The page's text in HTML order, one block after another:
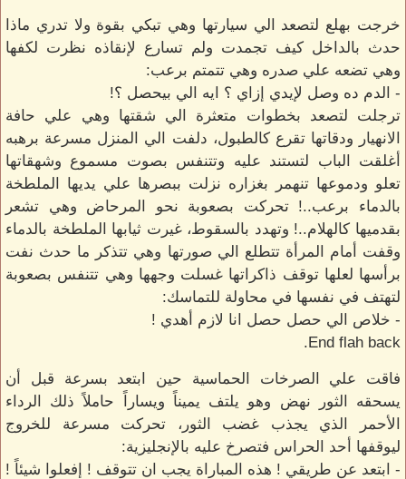
خرجت بهلع لتصعد الي سيارتها وهي تبكي بقوة ولا تدري ماذا
حدث بالداخل كيف تجمدت ولم تسارع لإنقاذه نظرت لكفها
وهي تضعه علي صدره وهي تتمتم برعب:
- الدم ده وصل لإيدي إزاي ؟ ايه الي بيحصل ؟!
ترجلت لتصعد بخطوات متعثرة الي شقتها وهي علي حافة
الانهيار ودقاتها تقرع كالطبول، دلفت الي المنزل مسرعة برهبه
أغلقت الباب لتستند عليه وتتنفس بصوت مسموع وشهقاتها
تعلو ودموعها تنهمر بغزاره نزلت ببصرها علي يديها الملطخة
بالدماء برعب..! تحركت بصعوبة نحو المرحاض وهي تشعر
بقدميها كالهلام..! وتهدد بالسقوط، غيرت ثيابها الملطخة بالدماء
وقفت أمام المرأة تتطلع الي صورتها وهي تتذكر ما حدث نفت
برأسها لعلها توقف ذاكراتها غسلت وجهها وهي تتنفس بصعوبة
لتهتف في نفسها في محاولة للتماسك:
- خلاص الي حصل حصل انا لازم أهدي !
End flah back.
فاقت علي الصرخات الحماسية حين ابتعد بسرعة قبل أن
يسحقه الثور نهض وهو يلتف يميناً ويساراً حاملاً ذلك الرداء
الأحمر الذي يجذب غضب الثور، تحركت مسرعة للخروج
ليوقفها أحد الحراس فتصرخ عليه بالإنجليزية:
- ابتعد عن طريقي ! هذه المباراة يجب ان تتوقف ! إفعلوا شيئاً !